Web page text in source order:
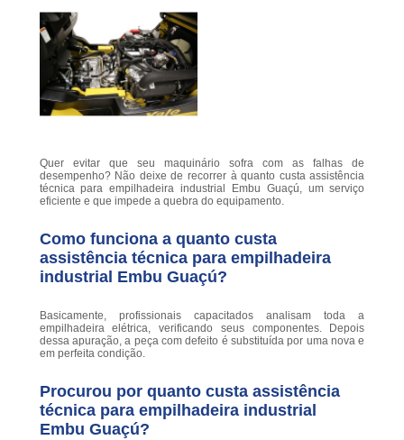
Quer evitar que seu maquinário sofra com as falhas de
desempenho? Não deixe de recorrer à quanto custa assistência
técnica para empilhadeira industrial Embu Guaçú, um serviço
eficiente e que impede a quebra do equipamento.
Como funciona a quanto custa
assistência técnica para empilhadeira
industrial Embu Guaçú?
Basicamente, profissionais capacitados analisam toda a
empilhadeira elétrica, verificando seus componentes. Depois
dessa apuração, a peça com defeito é substituída por uma nova e
em perfeita condição.
Procurou por quanto custa assistência
técnica para empilhadeira industrial
Embu Guaçú?